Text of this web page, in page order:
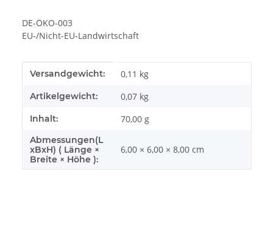
DE-ÖKO-003
EU-/Nicht-EU-Landwirtschaft
Produkteigenschaft
Wert
Versandgewicht: 0,11 kg
Artikelgewicht: 0,07 kg
Inhalt: 70,00 g
Abmessungen(L
xBxH) ( Länge ×
Breite × Höhe ):
6,00 × 6,00 × 8,00 cm